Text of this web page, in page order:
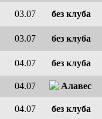
03.07 без клуба
03.07 без клуба
04.07 без клуба
04.07 Алавес
04.07 без клуба